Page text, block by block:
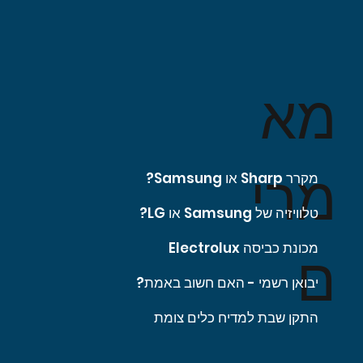
מא
מרי
ם
מקרר Sharp או Samsung?
טלוויזיה של Samsung או LG?
מכונת כביסה Electrolux
יבואן רשמי - האם חשוב באמת?
התקן שבת למדיח כלים צומת